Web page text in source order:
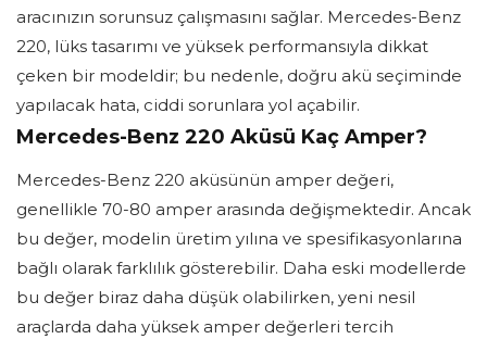
aracınızın sorunsuz çalışmasını sağlar. Mercedes-Benz
220, lüks tasarımı ve yüksek performansıyla dikkat
çeken bir modeldir; bu nedenle, doğru akü seçiminde
yapılacak hata, ciddi sorunlara yol açabilir.
Mercedes-Benz 220 Aküsü Kaç Amper?
Mercedes-Benz 220 aküsünün amper değeri,
genellikle 70-80 amper arasında değişmektedir. Ancak
bu değer, modelin üretim yılına ve spesifikasyonlarına
bağlı olarak farklılık gösterebilir. Daha eski modellerde
bu değer biraz daha düşük olabilirken, yeni nesil
araçlarda daha yüksek amper değerleri tercih